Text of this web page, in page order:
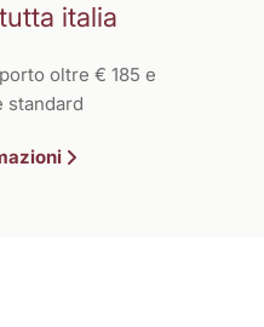
italia
oltre € 185 e
standard